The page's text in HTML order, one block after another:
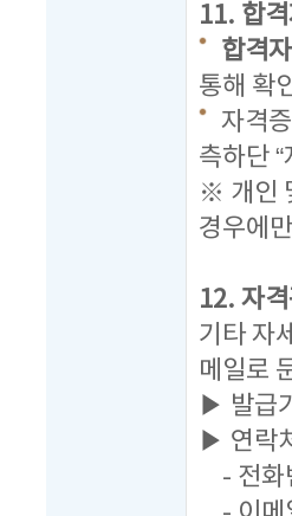
11. 합
합격
통해 확
자격
측하단
※ 개인
경우에
12. 자
기타 자
메일로
▶ 발급
▶ 연락
- 전화